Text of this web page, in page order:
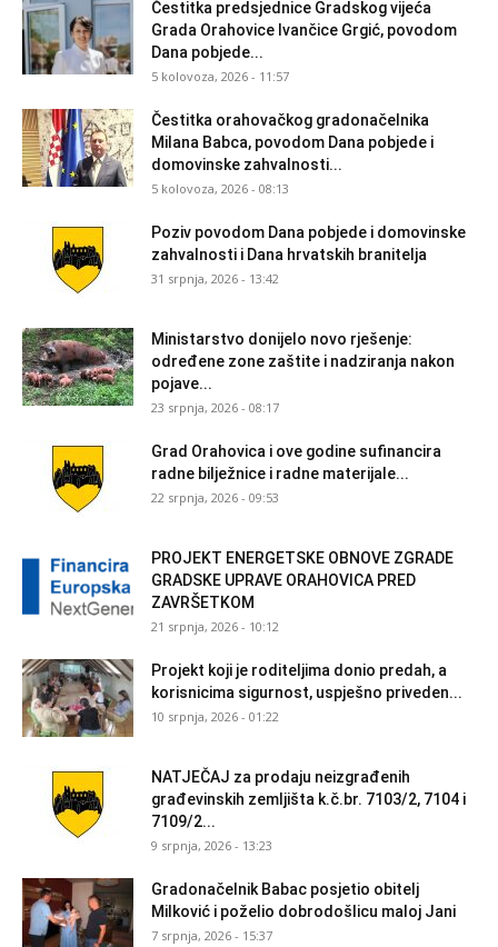
Čestitka predsjednice Gradskog vijeća
Grada Orahovice Ivančice Grgić, povodom
Dana pobjede...
5 kolovoza, 2026 - 11:57
Čestitka orahovačkog gradonačelnika
Milana Babca, povodom Dana pobjede i
domovinske zahvalnosti...
5 kolovoza, 2026 - 08:13
Poziv povodom Dana pobjede i domovinske
zahvalnosti i Dana hrvatskih branitelja
31 srpnja, 2026 - 13:42
Ministarstvo donijelo novo rješenje:
određene zone zaštite i nadziranja nakon
pojave...
23 srpnja, 2026 - 08:17
Grad Orahovica i ove godine sufinancira
radne bilježnice i radne materijale...
22 srpnja, 2026 - 09:53
PROJEKT ENERGETSKE OBNOVE ZGRADE
GRADSKE UPRAVE ORAHOVICA PRED
ZAVRŠETKOM
21 srpnja, 2026 - 10:12
Projekt koji je roditeljima donio predah, a
korisnicima sigurnost, uspješno priveden...
10 srpnja, 2026 - 01:22
NATJEČAJ za prodaju neizgrađenih
građevinskih zemljišta k.č.br. 7103/2, 7104 i
7109/2...
9 srpnja, 2026 - 13:23
Gradonačelnik Babac posjetio obitelj
Milković i poželio dobrodošlicu maloj Jani
7 srpnja, 2026 - 15:37